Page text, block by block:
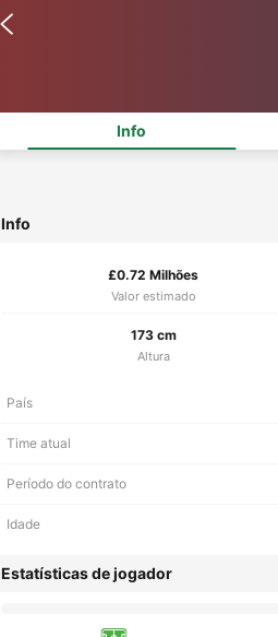
Info
Info
£0.72 Milhões
Valor estimado
173 cm
Altura
País
Time atual
Período do contrato
Idade
Estatísticas de jogador